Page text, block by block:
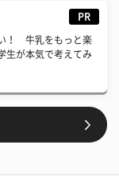
PR
！ 牛乳をもっと楽
生が本気で考えてみ